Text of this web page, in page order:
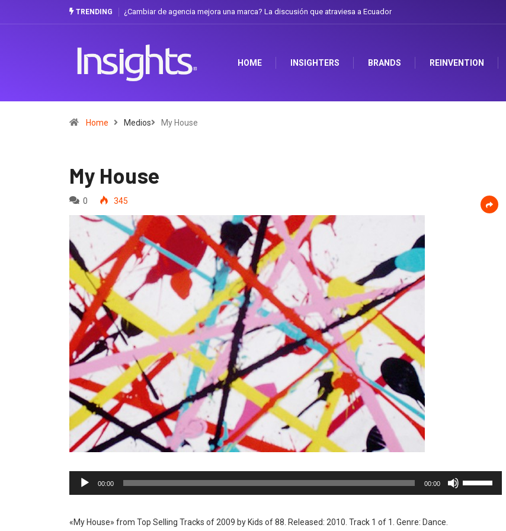
TRENDING
de agencia mejora una marca? La discusión que atraviesa a EcuadorGabriela Herrera y el arte de cambiarse el sombrero en Corporación Favorita
HOME INSIGHTERS BRANDS REINVENTION
Home Medios My House
My House
0 345
Reproductor
00:00 00:00
«My House» from Top Selling Tracks of 2009 by Kids of 88. Released: 2010. Track 1 of 1. Genre: Dance.